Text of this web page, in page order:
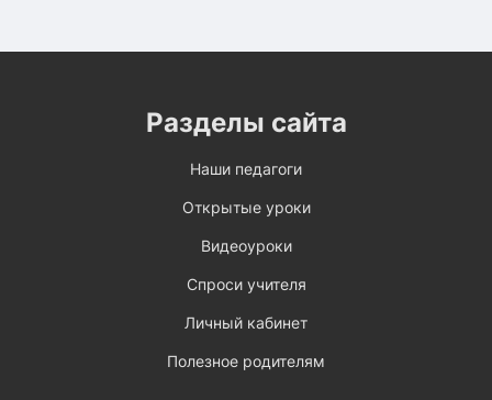
Разделы сайта
Наши педагоги
Открытые уроки
Видеоуроки
Спроси учителя
Личный кабинет
Полезное родителям